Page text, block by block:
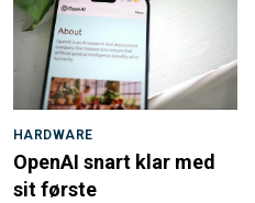
HARDWARE
OpenAI snart klar med
sit første